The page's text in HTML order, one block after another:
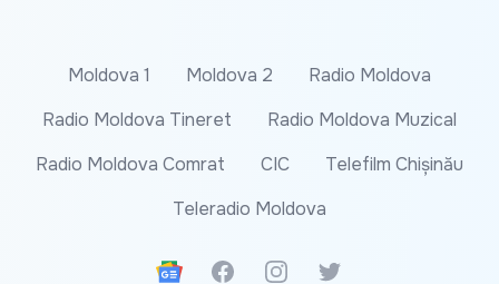
Moldova 1 Moldova 2
Radio Moldova
Radio Moldova Tineret
Radio Moldova Muzical
Radio Moldova Comrat
CIC
Telefilm Chișinău
Teleradio Moldova
Google News
FacebookInstagramTwitter